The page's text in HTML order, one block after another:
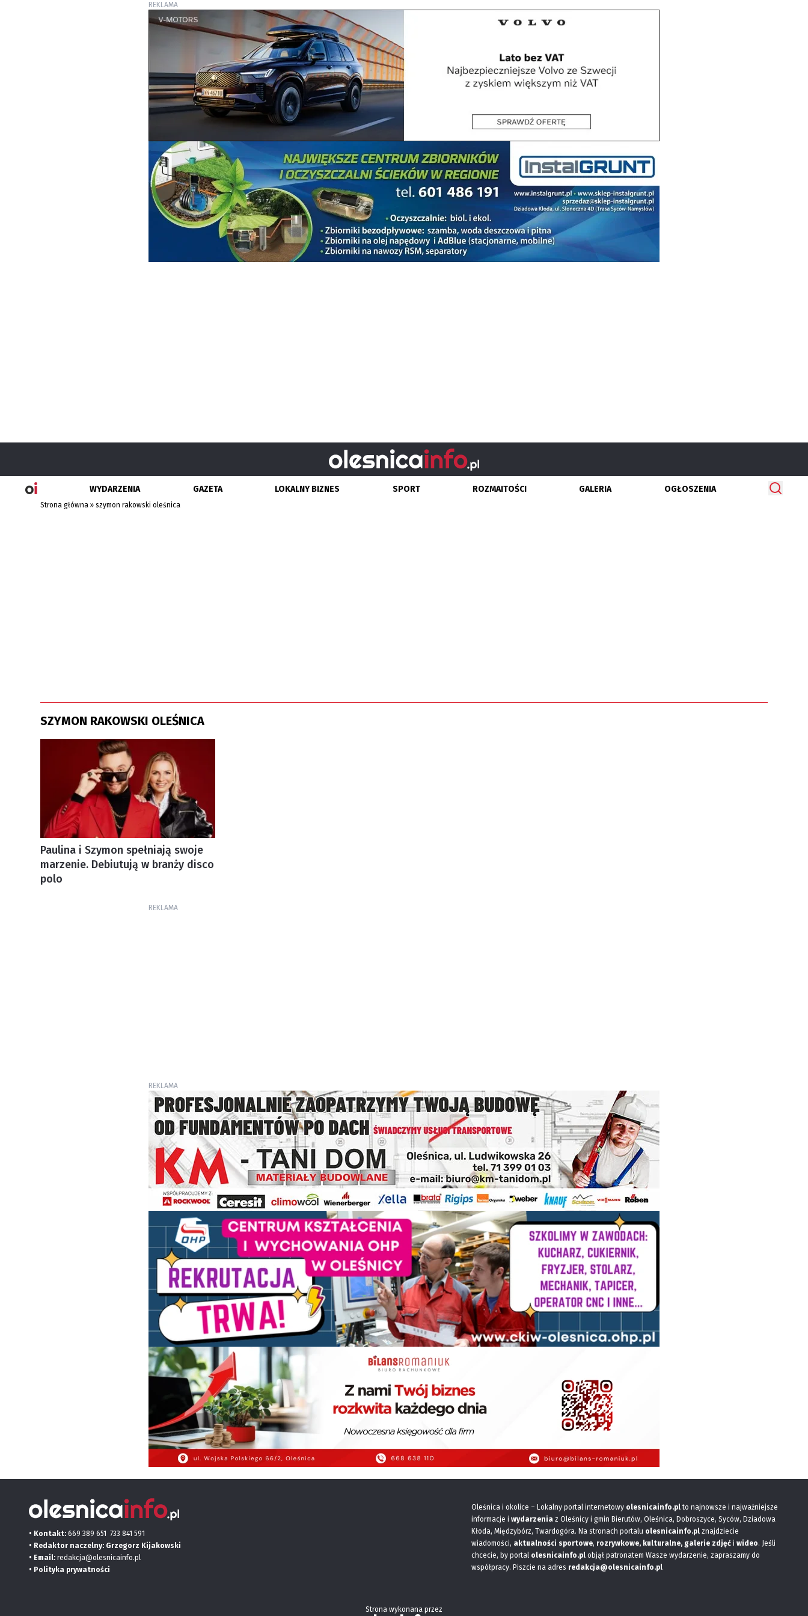
REKLAMA
WYDARZENIA GAZETA LOKALNY BIZNES SPORT ROZMAITOŚCI GALERIA OGŁOSZENIA
Strona główna »szymon rakowski oleśnica
SZYMON RAKOWSKI OLEŚNICA
Paulina i Szymon spełniają swoje
marzenie. Debiutują w branży disco
polo
REKLAMA
REKLAMA
• Kontakt: 669 389 651 733 841 591
• Redaktor naczelny: Grzegorz Kijakowski
• Email: redakcja@olesnicainfo.pl
• Polityka prywatności
Oleśnica i okolice – Lokalny portal internetowy olesnicainfo.plto najnowsze i najważniejsze
informacje i wydarzenia z Oleśnicy i gmin Bierutów, Oleśnica, Dobroszyce, Syców, Dziadowa
Kłoda, Międzybórz, Twardogóra. Na stronach portalu olesnicainfo.pl znajdziecie
wiadomości, aktualności sportowe, rozrywkowe, kulturalne, galerie zdjęć i wideo. Jeśli
chcecie, by portal olesnicainfo.pl objął patronatem Wasze wydarzenie, zapraszamy do
współpracy. Piszcie na adres redakcja@olesnicainfo.pl
Strona wykonana przez